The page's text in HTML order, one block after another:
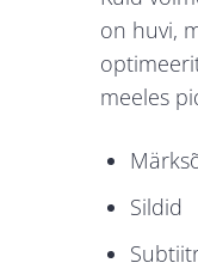
on huvi,
meeles
Sildid